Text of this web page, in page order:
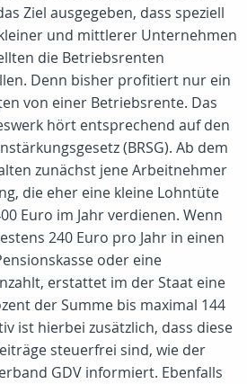
Ziel ausgegeben, dass speziell
und mittlerer Unternehmen
die Betriebsrenten
Denn bisher profitiert nur ein
von einer Betriebsrente. Das
hört entsprechend auf den
(BRSG). Ab dem
zunächst jene Arbeitnehmer
die eher eine kleine Lohntüte
Euro im Jahr verdienen. Wenn
240 Euro pro Jahr in einen
oder eine
erstattet im der Staat eine
der Summe bis maximal 144
ist hierbei zusätzlich, dass diese
steuerfrei sind, wie der
GDV informiert. Ebenfalls